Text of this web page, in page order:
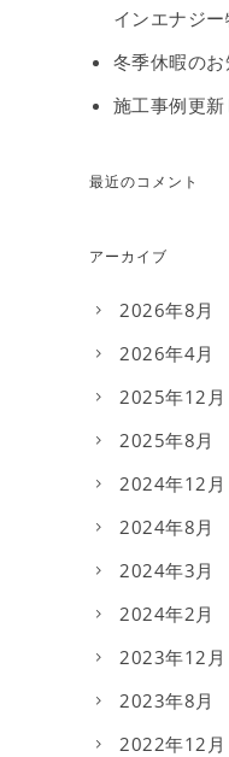
インエナジ
冬季休暇のお
施工事例更新
最近のコメント
アーカイブ
2026年8月
2026年4月
2025年12月
2025年8月
2024年12月
2024年8月
2024年3月
2024年2月
2023年12月
2023年8月
2022年12月